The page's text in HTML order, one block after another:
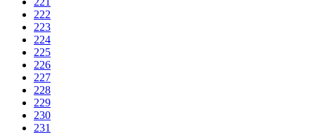
222
223
224
225
226
227
228
229
230
231